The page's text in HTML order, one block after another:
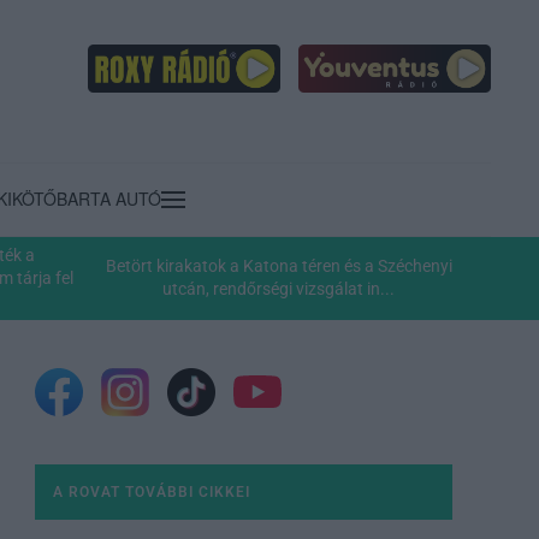
BARTA AUTÓ
a
tárja fel
Betört kirakatok a Katona téren és a Széchenyi
utcán, rendőrségi vizsgálat in...
A ROVAT TOVÁBBI CIKKEI